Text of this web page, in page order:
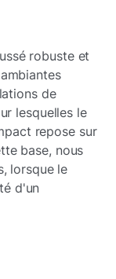
robuste et
de
lesquelles le
repose sur
base, nous
lorsque le
d'un